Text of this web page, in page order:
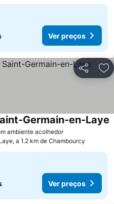
Ver preços
Partilhar
ambiente acolhedorVer preços
Germain-en-Laye
a 1.2 km de Chambourcy
Ver preços